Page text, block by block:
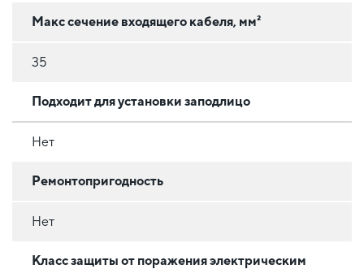
Макс сечение входящего кабеля, мм²
35
Подходит для установки заподлицо
Нет
Ремонтопригодность
Нет
Класс защиты от поражения электрическим